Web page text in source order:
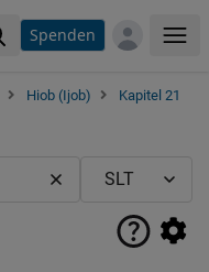
Spenden
Hiob (Ijob)
Kapitel 21